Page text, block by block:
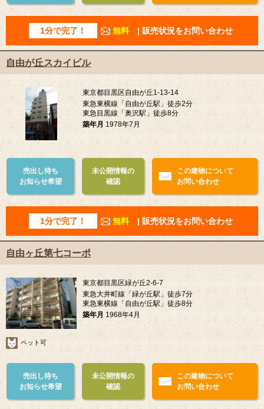
1分で完了！ 無料 | 販売状況をお問い合わせ
自由が丘スカイビル
東京都目黒区自由が丘1-13-14
東急東横線「自由が丘駅」徒歩2分
東急目黒線「奥沢駅」徒歩8分
築年月 1978年7月
売出し待ち
お知らせ希望
未公開情報の
確認
この建物について
お問い合わせ
1分で完了！ 無料 | 販売状況をお問い合わせ
自由ヶ丘第七コーポ
東京都目黒区緑が丘2-6-7
東急大井町線「緑が丘駅」徒歩7分
東急東横線「自由が丘駅」徒歩8分
築年月 1968年4月
ペット可
売出し待ち
お知らせ希望
未公開情報の
確認
この建物について
お問い合わせ